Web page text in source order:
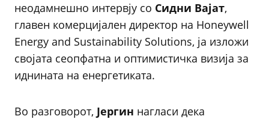
неодамнешно интервју со Сидни Вајат,
главен комерцијален директор на Honeywell
Energy and Sustainability Solutions, ја изложи
својата сеопфатна и оптимистичка визија за
иднината на енергетиката.
Во разговорот, Јергин нагласи дека